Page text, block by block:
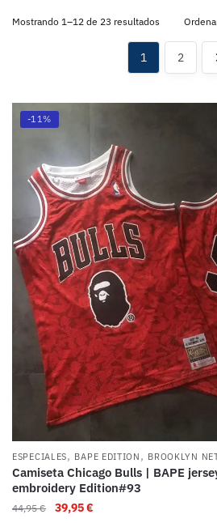
Mostrando 1–12 de 23 resultados
1 2
-11%
ESPECIALES, BAPE EDITION , BROOKLYN
Camiseta Chicago Bulls | BAPE
embroidery Edition#93
44,95€ 39,95€